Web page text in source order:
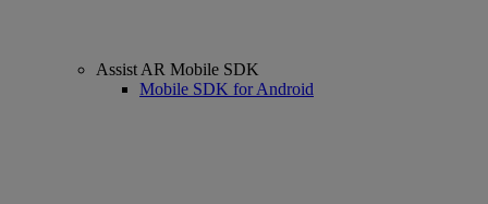
Assist AR Mobile SDK
Mobile SDK for Android